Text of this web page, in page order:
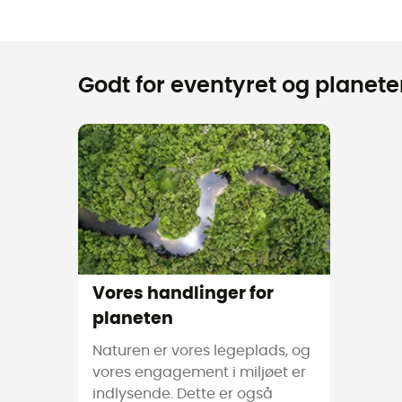
Godt for eventyret og
Vores handlinger for
planeten
Naturen er vores legeplads, og
vores engagement i miljøet er
indlysende. Dette er også